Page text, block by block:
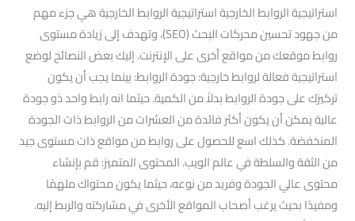
استراتيجية الروابط الخارجية استراتيجية الروابط الخارجية هي جزء مهم
من جهود تحسين محركات البحث (SEO)، وتهدف إلى زيادة مستوى
روابط موقعك من مواقع أخرى على الإنترنت. إليك بعض النصائح لوضع
استراتيجية فعالة لروابط خارجية: جودة الروابط: بينما يجب أن يكون
تركيزك على جودة الروابط بدلاً من الكمية. حيثما انه رابط واحد ذو جودة
عالية يمكن أن يكون أكثر فائدة من العشرات من الروابط ذات الجودة
المنخفضة. كذلك اسع للحصول على روابط من مواقع ذات مستوى جيد
من الثقة والسلطة في عالم الويب. المحتوى المتميز: قم بإنشاء
محتوى عالي الجودة وفريد من نوعه، حيثما يكون محتواك ملهمًا
ومفيدًا بحيث يرغب أصحاب المواقع الأخرى في مشاركته والربط إليه.